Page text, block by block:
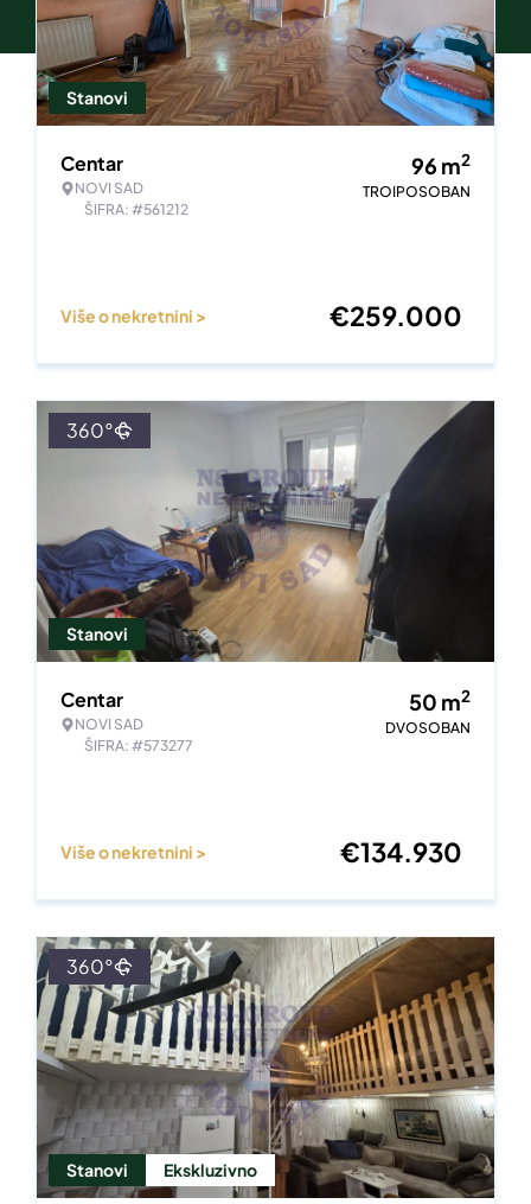
Stanovi
Centar
NOVI SAD
ŠIFRA: #561212
96 m2
TROIPOSOBAN
Više o nekretnini > €259.000
Stanovi
360°
Centar
NOVI SAD
ŠIFRA: #573277
50 m2
DVOSOBAN
Više o nekretnini > €134.930
Stanovi Ekskluzivno
360°